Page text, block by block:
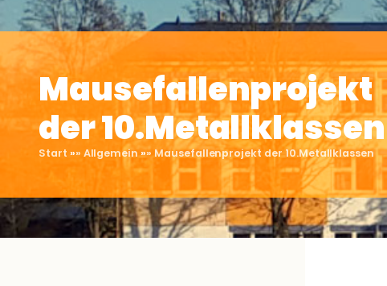
Mausefallenprojekt
der 10.Metallklassen
Start »» Allgemein»» Mausefallenprojekt der 10.Metallklassen